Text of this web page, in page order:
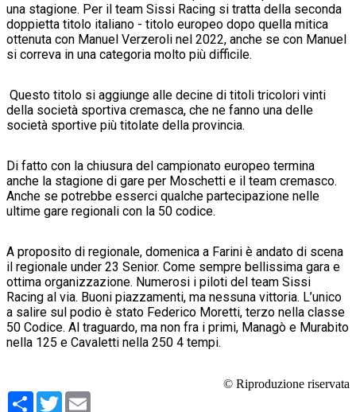
una stagione. Per il team Sissi Racing si tratta della seconda
doppietta titolo italiano - titolo europeo dopo quella mitica
ottenuta con Manuel Verzeroli nel 2022, anche se con Manuel
si correva in una categoria molto più difficile.
Questo titolo si aggiunge alle decine di titoli tricolori vinti
della società sportiva cremasca, che ne fanno una delle
società sportive più titolate della provincia.
Di fatto con la chiusura del campionato europeo termina
anche la stagione di gare per Moschetti e il team cremasco.
Anche se potrebbe esserci qualche partecipazione nelle
ultime gare regionali con la 50 codice.
A proposito di regionale, domenica a Farini è andato di scena
il regionale under 23 Senior. Come sempre bellissima gara e
ottima organizzazione. Numerosi i piloti del team Sissi
Racing al via. Buoni piazzamenti, ma nessuna vittoria. L’unico
a salire sul podio è stato Federico Moretti, terzo nella classe
50 Codice. Al traguardo, ma non fra i primi, Managò e Murabito
nella 125 e Cavaletti nella 250 4 tempi.
© Riproduzione riservata
Condividi
Twitter